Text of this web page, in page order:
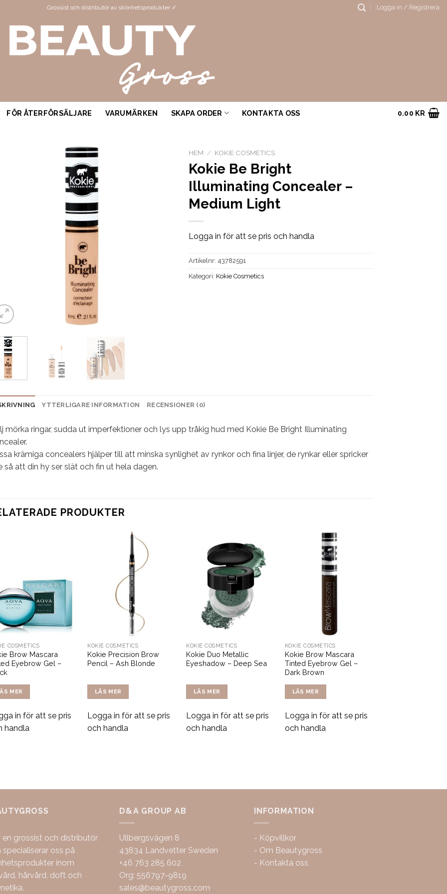
Grossist och distributör av skönhetsprodukter ✓ Logga in / Registrera
FÖR ÅTERFÖRSÄLJARE VARUMÄRKEN SKAPA ORDER KONTAKTA OSS 0.00 KR
HEM / KOKIE COSMETICS
Kokie Be Bright
Illuminating Concealer –
Medium Light
Logga in för att se pris och handla
Artikelnr:43782591
Kategori: Kokie Cosmetics
YTTERLIGARE INFORMATION RECENSIONER (0)
mörka ringar, sudda ut imperfektioner och lys upp tråkig hud med Kokie Be Bright Illuminating
krämiga concealers hjälper till att minska synlighet av rynkor och fina linjer, de rynkar eller spricker
så att din hy ser slät och fin ut hela dagen.
PRODUKTER
COSMETICS
Brow Mascara
Eyebrow Gel –
MER
in för att se pris
handla
KOKIE COSMETICS
Kokie Precision Brow
Pencil – Ash Blonde
LÄS MER
Logga in för att se pris
och handla
KOKIE COSMETICS
Kokie Duo Metallic
Eyeshadow – Deep Sea
LÄS MER
Logga in för att se pris
och handla
KOKIE COSMETICS
Kokie Brow Mascara
Tinted Eyebrow Gel –
Dark Brown
LÄS MER
Logga in för att se pris
och handla
en grossist och distributör
specialiserar oss på
inom
hårvård, doft och
D&A GROUP AB
Ullbergsvägen 8
43834 Landvetter Sweden
+46 763 285 602
Org: 556797-9819
sales@beautygross.com
INFORMATION
- Köpvillkor
- Om Beautygross
- Kontakta oss